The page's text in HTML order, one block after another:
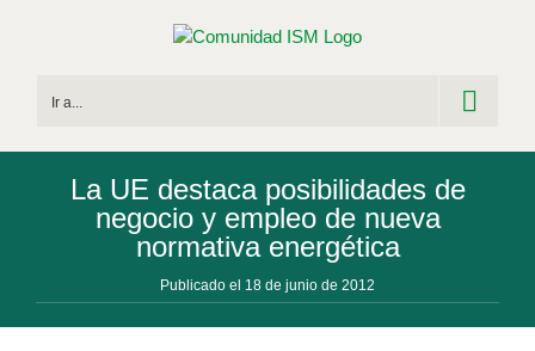
Ir a...
La UE destaca posibilidades de
negocio y empleo de nueva
normativa energética
Publicado el 18 de junio de 2012